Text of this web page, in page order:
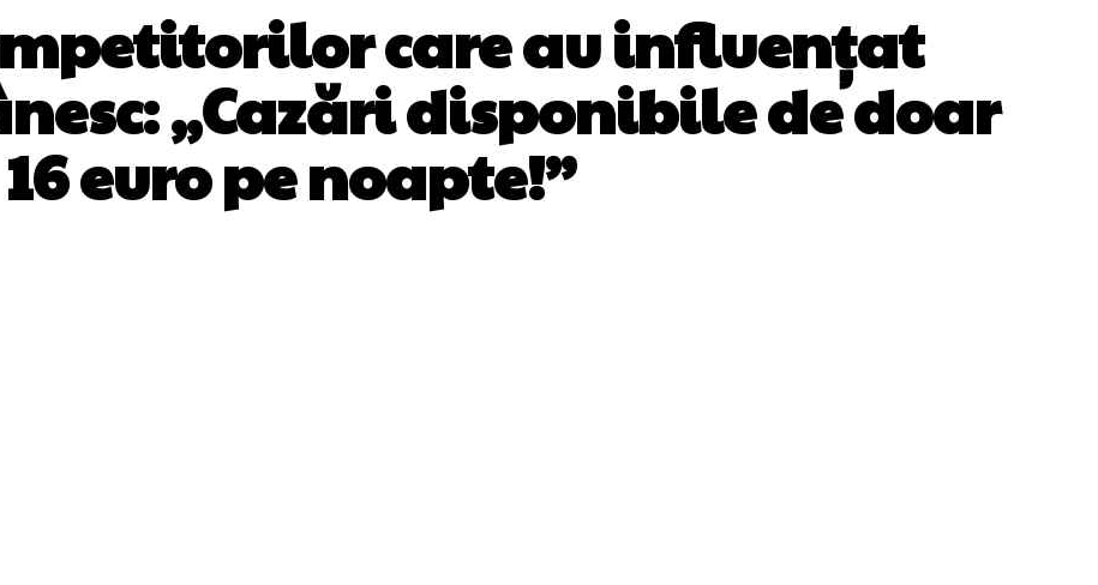
care au influențat
„Cazări disponibile de doar
16 euro pe noapte!”